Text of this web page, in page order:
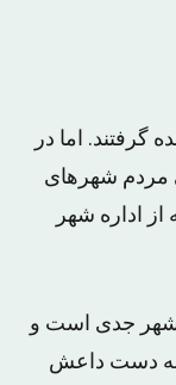
گرفتند. اما در
مردم شهرهای
اداره شهر
شهر جدی است و
به دست داعش